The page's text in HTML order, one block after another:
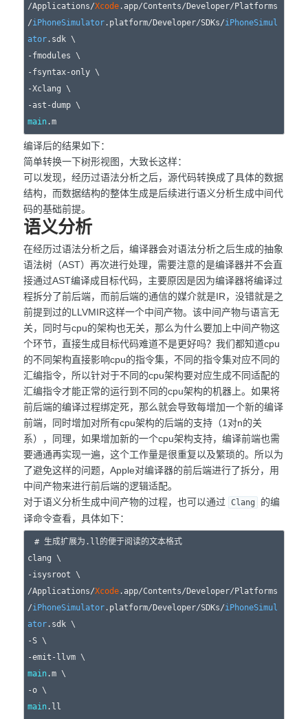
/Applications/Xcode.app/Contents/Developer/Platforms
/iPhoneSimulator.platform/Developer/SDKs/iPhoneSimul
ator.sdk \
-fmodules \
-fsyntax-only \
-Xclang \
main
编译后的结果如下：
简单转换一下树形视图，大致长这样：
可以发现，经历过语法分析之后，源代码转换成了具体的数据
结构，而数据结构的整体生成是后续进行语义分析生成中间代
码的基础前提。
语义分析
在经历过语法分析之后，编译器会对语法分析之后生成的抽象
语法树（AST）再次进行处理，需要注意的是编译器并不会直
接通过AST编译成目标代码，主要原因是因为编译器将编译过
程拆分了前后端，而前后端的通信的媒介就是IR，没错就是之
前提到过的LLVMIR这样一个中间产物。该中间产物与语言无
关，同时与cpu的架构也无关，那么为什么要加上中间产物这
个环节，直接生成目标代码难道不是更好吗？我们都知道cpu
的不同架构直接影响cpu的指令集，不同的指令集对应不同的
汇编指令，所以针对于不同的cpu架构要对应生成不同适配的
汇编指令才能正常的运行到不同的cpu架构的机器上。如果将
前后端的编译过程绑定死，那么就会导致每增加一个新的编译
前端，同时增加对所有cpu架构的后端的支持（1对n的关
系），同理，如果增加新的一个cpu架构支持，编译前端也需
要通通再实现一遍，这个工作量是很重复以及繁琐的。所以为
了避免这样的问题，Apple对编译器的前后端进行了拆分，用
中间产物来进行前后端的逻辑适配。
对于语义分析生成中间产物的过程，也可以通过
Clang
的编
译命令查看，具体如下：
# 生成扩展为.ll的便于阅读的文本格式
clang \
-isysroot \
/Applications/Xcode.app/Contents/Developer/Platforms
/iPhoneSimulator.platform/Developer/SDKs/iPhoneSimul
ator.sdk \
-S \
main.m \
main.ll